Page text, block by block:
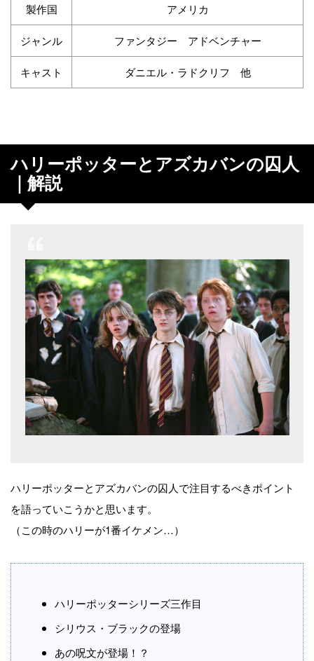
製作国 アメリカ
ジャンル ファンタジー アドベンチャー
キャスト ダニエル・ラドクリフ 他
ハリーポッターとアズカバンの囚人
｜解説
ハリーポッターとアズカバンの囚人で注目するべきポイント
を語っていこうかと思います。
（この時のハリーが1番イケメン…）
ハリーポッターシリーズ三作目
シリウス・ブラックの登場
あの呪文が登場！？